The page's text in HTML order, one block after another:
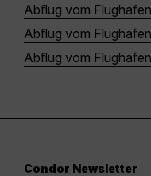
Abflug vom
Abflug vom
Abflug vom
Condor Newsletter